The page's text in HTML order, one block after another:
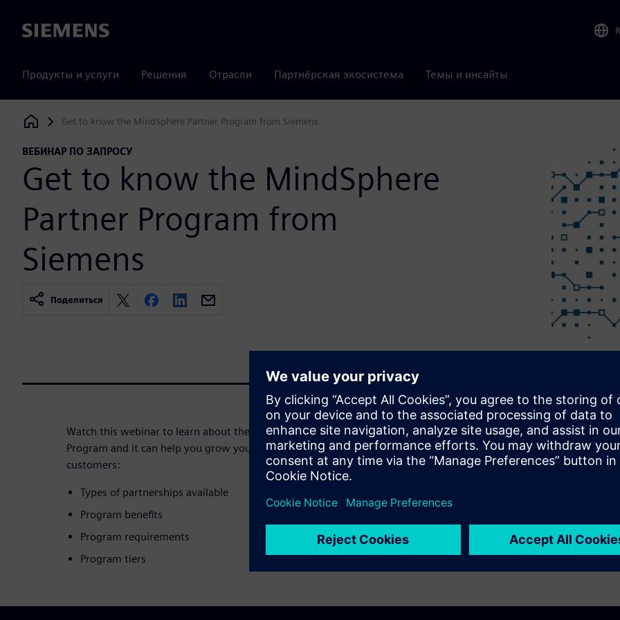
Siemens
Продукты и услуги Решения Отрасли Партнёрская экосистема Темы и инсайты
Siemens Digital Industries Software
Get to know the MindSphere Partner Program from Siemens
ВЕБИНАР ПО ЗАПРОСУ
Get to know the MindSphere
Partner Program from
Siemens
Поделиться
Watch this webinar to learn about the specifics of the MindSphere Partner
Program and it can help you grow your business and better service your
customers:
Types of partnerships available
Program benefits
Program requirements
Program tiers